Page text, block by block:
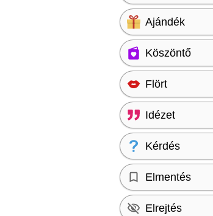
Ajándék
Köszöntő
Flört
Idézet
Kérdés
Elmentés
Elrejtés